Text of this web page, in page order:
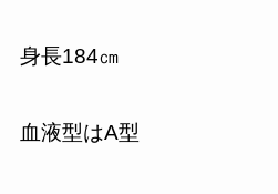
身長184㎝
血液型はA型